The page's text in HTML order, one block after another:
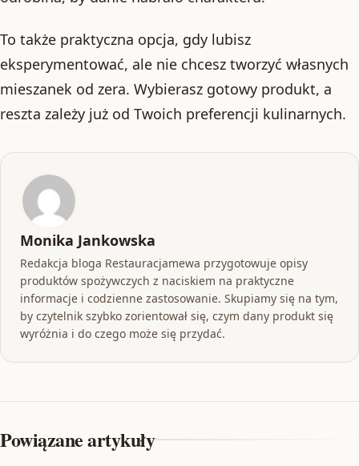
To także praktyczna opcja, gdy lubisz
eksperymentować, ale nie chcesz tworzyć własnych
mieszanek od zera. Wybierasz gotowy produkt, a
reszta zależy już od Twoich preferencji kulinarnych.
Monika Jankowska
Redakcja bloga Restauracjamewa przygotowuje opisy
produktów spożywczych z naciskiem na praktyczne
informacje i codzienne zastosowanie. Skupiamy się na tym,
by czytelnik szybko zorientował się, czym dany produkt się
wyróżnia i do czego może się przydać.
Powiązane artykuły